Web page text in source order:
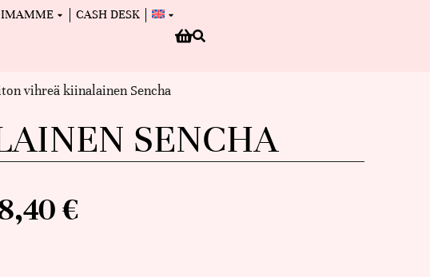
CASH DESK
vihreä kiinalainen Sencha
SENCHA
€